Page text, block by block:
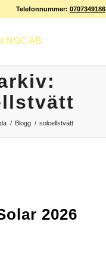
Telefonnummer: 0707349186
/ Blogg / solcellstvätt
2026